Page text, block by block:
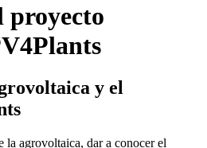
proyecto
y el
la agrovoltaica, dar a conocer el